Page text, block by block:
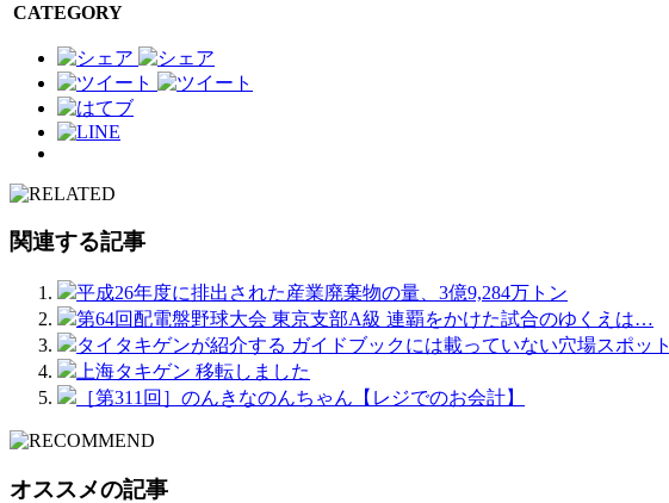
CATEGORY
関連する記事
平成26年度に排出された産業廃棄物の量、3億9,284万トン
第64回配電盤野球大会 東京支部A級 連覇をかけた試合のゆくえは…
タイタキゲンが紹介する ガイドブックには載っていない穴場スポット
上海タキゲン 移転しました
［第311回］のんきなのんちゃん【レジでのお会計】
オススメの記事